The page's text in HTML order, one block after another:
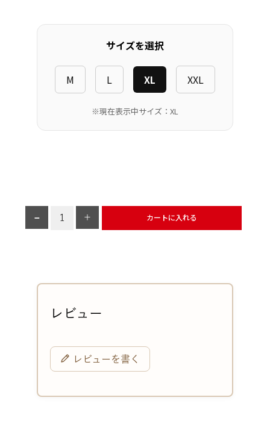
サイズを選択
M L XL XXL
※現在表示中サイズ：XL
カートに入れる
レビューを書く